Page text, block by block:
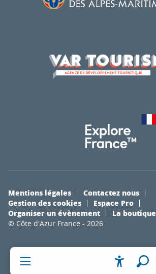
© Côte d'Azur France - 2026
Mentions légales
Contactez nous
Gestion des cookies
Espace Pro
Organiser un évènement
La boutique